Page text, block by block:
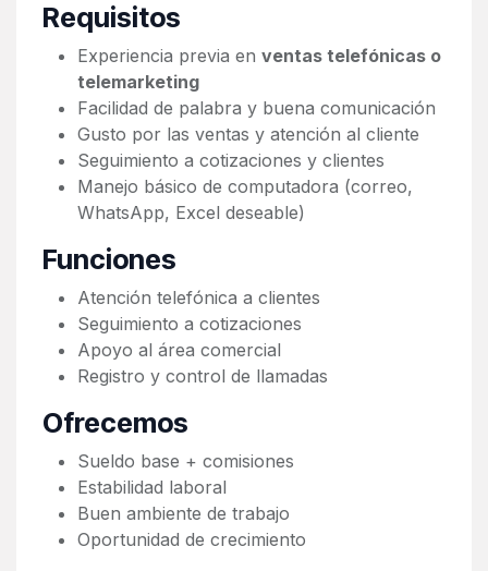
Requisitos
Experiencia previa en ventas telefónicas o
telemarketing
Facilidad de palabra y buena comunicación
Gusto por las ventas y atención al cliente
Seguimiento a cotizaciones y clientes
Manejo básico de computadora (correo,
WhatsApp, Excel deseable)
Funciones
Atención telefónica a clientes
Seguimiento a cotizaciones
Apoyo al área comercial
Registro y control de llamadas
Ofrecemos
Sueldo base + comisiones
Estabilidad laboral
Buen ambiente de trabajo
Oportunidad de crecimiento